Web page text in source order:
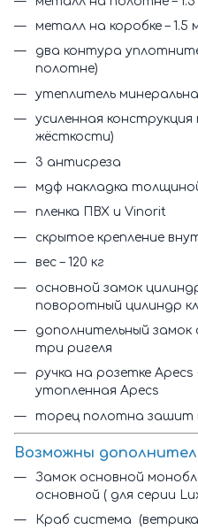
металл на коробке – 1.5
два контура
полотне)
утеплитель
усиленная
жёсткости)
3 антисреза
мдф накладка
пленка ПВХ и Vinorit
скрытое крепление
вес – 120 кг
основной замок
поворотный цилиндр
дополнительный замок
три ригеля
ручка на розетке
утопленная Apecs
торец полотна зашит
Возможны
Замок основной
основной ( для серии
Краб система